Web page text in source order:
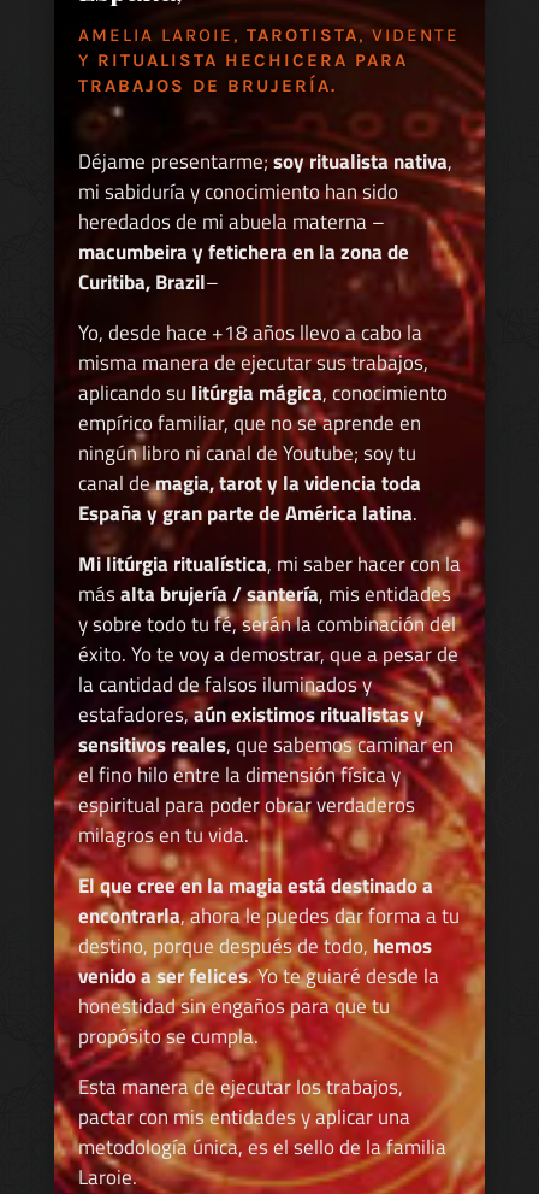
AMELIA LAROIE, TAROTISTA, VIDENTE
Y RITUALISTA HECHICERA PARA
TRABAJOS DE BRUJERÍA.
Déjame presentarme;soy ritualista nativa,
mi sabiduría y conocimiento han sido
heredados de mi abuela materna –
macumbeira y fetichera en la zona de
Curitiba, Brazil–
Yo, desde hace +18 años llevo a cabo la
misma manera de ejecutar sus trabajos,
aplicando su litúrgia mágica, conocimiento
empírico familiar, que no se aprende en
ningún libro ni canal de Youtube; soy tu
canal demagia, tarot y la videncia toda
España y gran parte de América latina.
Mi litúrgia ritualística, mi saber hacer con la
másalta brujería / santería, mis entidades
y sobre todo tu fé, serán la combinación del
éxito. Yo te voy a demostrar, que a pesar de
la cantidad de falsos iluminados y
estafadores,aún existimos ritualistas y
sensitivos reales, que sabemos caminar en
el fino hilo entre la dimensión física y
espiritual para poder obrar verdaderos
milagros en tu vida.
El que cree en la magia está destinado a
encontrarla, ahora le puedes dar forma a tu
destino, porque después de todo, hemos
venido a ser felices. Yo te guiaré desde la
honestidad sin engaños para que tu
propósito se cumpla.
Esta manera de ejecutar los trabajos,
pactar con mis entidades y aplicar una
metodología única, es el sello de la familia
Laroie.